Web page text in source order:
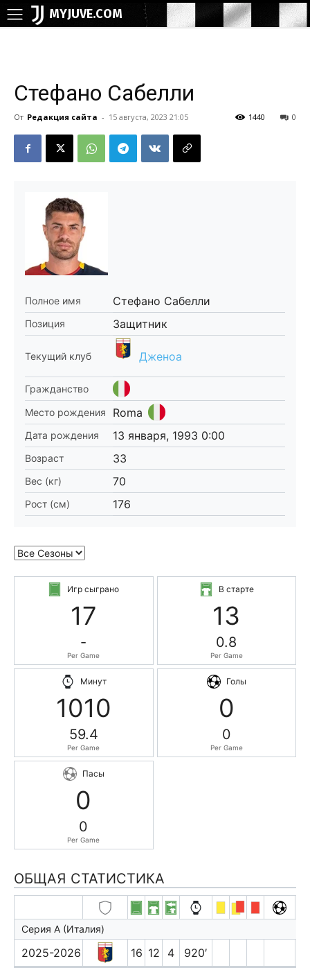
MYJUVE.COM
Стефано Сабелли
От Редакция сайта - 15 августа, 2023 21:05 0
1440
Полное имя Стефано Сабелли
Позиция Защитник
Текущий клуб Дженоа
Гражданство
Место рождения
Roma
Дата рождения 13 января, 1993 0:00
Возраст 33
Вес (кг) 70
Рост (см) 176
Игр сыграно
17
-
Per Game
В старте
13
0.8
Per Game
Минут
1010
59.4
Per Game
Голы
0
0
Per Game
Пасы
0
0
Per Game
ОБЩАЯ СТАТИСТИКА
Серия А (Италия)
2025-2026 16 12 4
920′